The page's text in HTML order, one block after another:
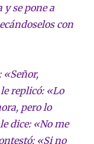
y se pone a
con
«Señor,
replicó: «Lo
pero lo
dice: «No me
«Si no